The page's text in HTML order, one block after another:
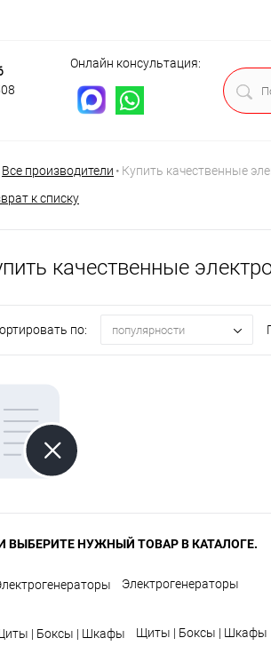
Онлайн консультация:
страница
Все производители • Купить качественные
к списку
качественные
по: популярности
ВЫБЕРИТЕ НУЖНЫЙ ТОВАР В КАТАЛОГЕ.
Электрогенераторы
Щиты | Боксы | Шкафы